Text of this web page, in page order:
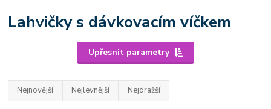
Lahvičky s dávkovacím víčkem
Upřesnit parametry
Nejnovější Nejlevnější Nejdražší